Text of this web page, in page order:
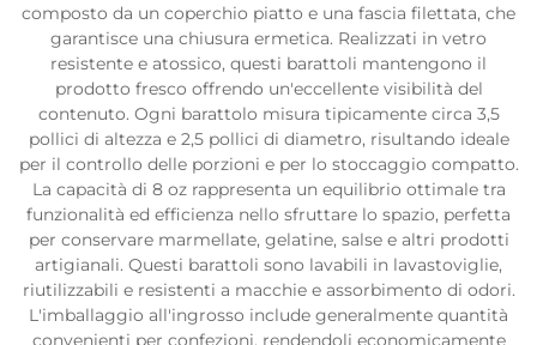
composto da un coperchio piatto e una fascia filettata, che
garantisce una chiusura ermetica. Realizzati in vetro
resistente e atossico, questi barattoli mantengono il
prodotto fresco offrendo un'eccellente visibilità del
contenuto. Ogni barattolo misura tipicamente circa 3,5
pollici di altezza e 2,5 pollici di diametro, risultando ideale
per il controllo delle porzioni e per lo stoccaggio compatto.
La capacità di 8 oz rappresenta un equilibrio ottimale tra
funzionalità ed efficienza nello sfruttare lo spazio, perfetta
per conservare marmellate, gelatine, salse e altri prodotti
artigianali. Questi barattoli sono lavabili in lavastoviglie,
riutilizzabili e resistenti a macchie e assorbimento di odori.
L'imballaggio all'ingrosso include generalmente quantità
convenienti per confezioni, rendendoli economicamente